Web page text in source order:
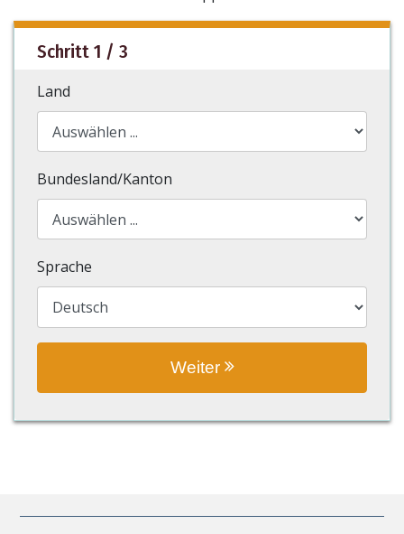
Schritt 1 / 3
Land
Bundesland/Kanton
Sprache
Weiter